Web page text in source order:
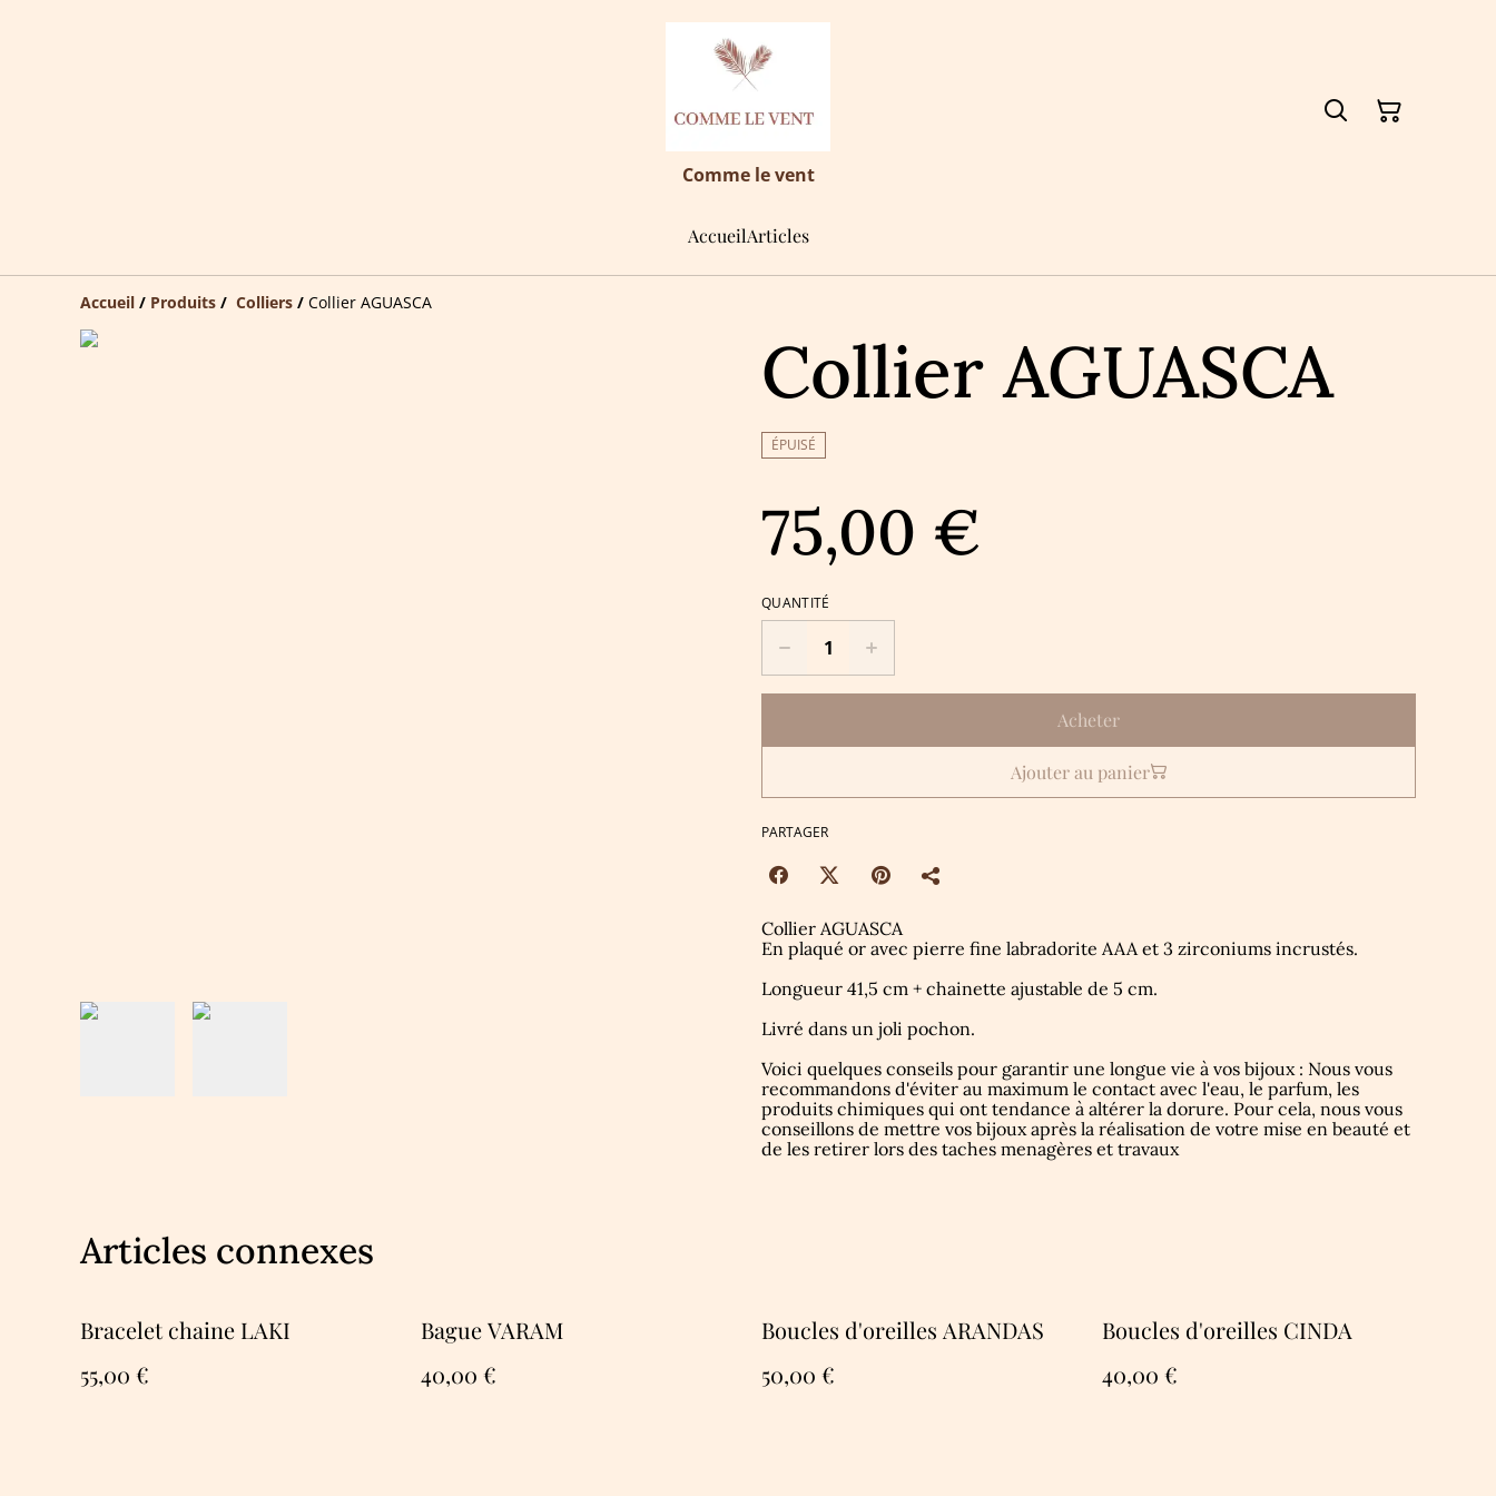
Comme le vent
AccueilArticles
Accueil / Produits / Colliers / Collier AGUASCA
Collier AGUASCA
ÉPUISÉ
75,00 €
QUANTITÉ
Acheter
Ajouter au panier
PARTAGER
Collier AGUASCA
En plaqué or avec pierre fine labradorite AAA et 3 zirconiums incrustés.
Longueur 41,5 cm + chainette ajustable de 5 cm.
Livré dans un joli pochon.
Voici quelques conseils pour garantir une longue vie à vos bijoux : Nous vous
recommandons d'éviter au maximum le contact avec l'eau, le parfum, les
produits chimiques qui ont tendance à altérer la dorure. Pour cela, nous vous
conseillons de mettre vos bijoux après la réalisation de votre mise en beauté et
de les retirer lors des taches menagères et travaux
Articles connexes
Bracelet chaine LAKI
55,00 €
Bague VARAM
40,00 €
Boucles d'oreilles ARANDAS
50,00 €
Boucles d'oreilles CINDA
40,00 €